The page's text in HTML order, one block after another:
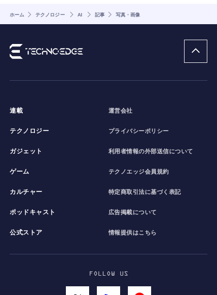
ホーム テクノロジー AI 記事 写真・画像
連載
テクノロジー
ガジェット
ゲーム
カルチャー
ポッドキャスト
公式ストア
運営会社
プライバシーポリシー
利用者情報の外部送信について
テクノエッジ会員規約
特定商取引法に基づく表記
広告掲載について
情報提供はこちら
FOLLOW US